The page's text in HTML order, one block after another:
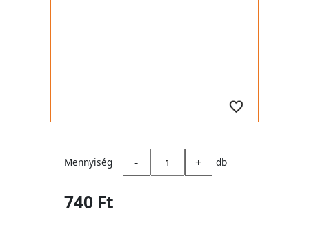
Mennyiség - + db
740 Ft